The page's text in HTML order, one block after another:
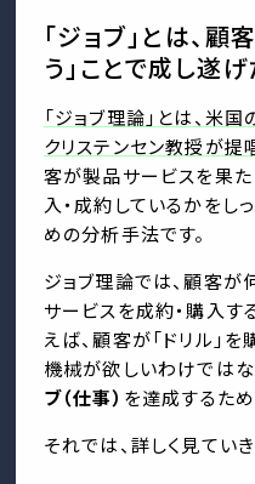
「ジョブ」とは、
う」ことで成し遂
「ジョブ理論」とは、米
クリステンセン教授が提
客が製品サービスを果た
入・成約しているかをし
めの分析手法です。
ジョブ理論では、顧客
サービスを成約・購入す
えば、顧客が「ドリル」
機械が欲しいわけではな
ブ（仕事） を達成するた
それでは、詳しく見ていき